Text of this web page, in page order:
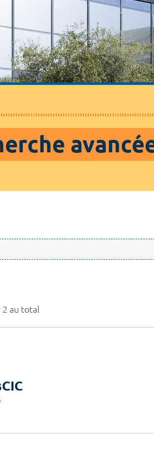
2 au total